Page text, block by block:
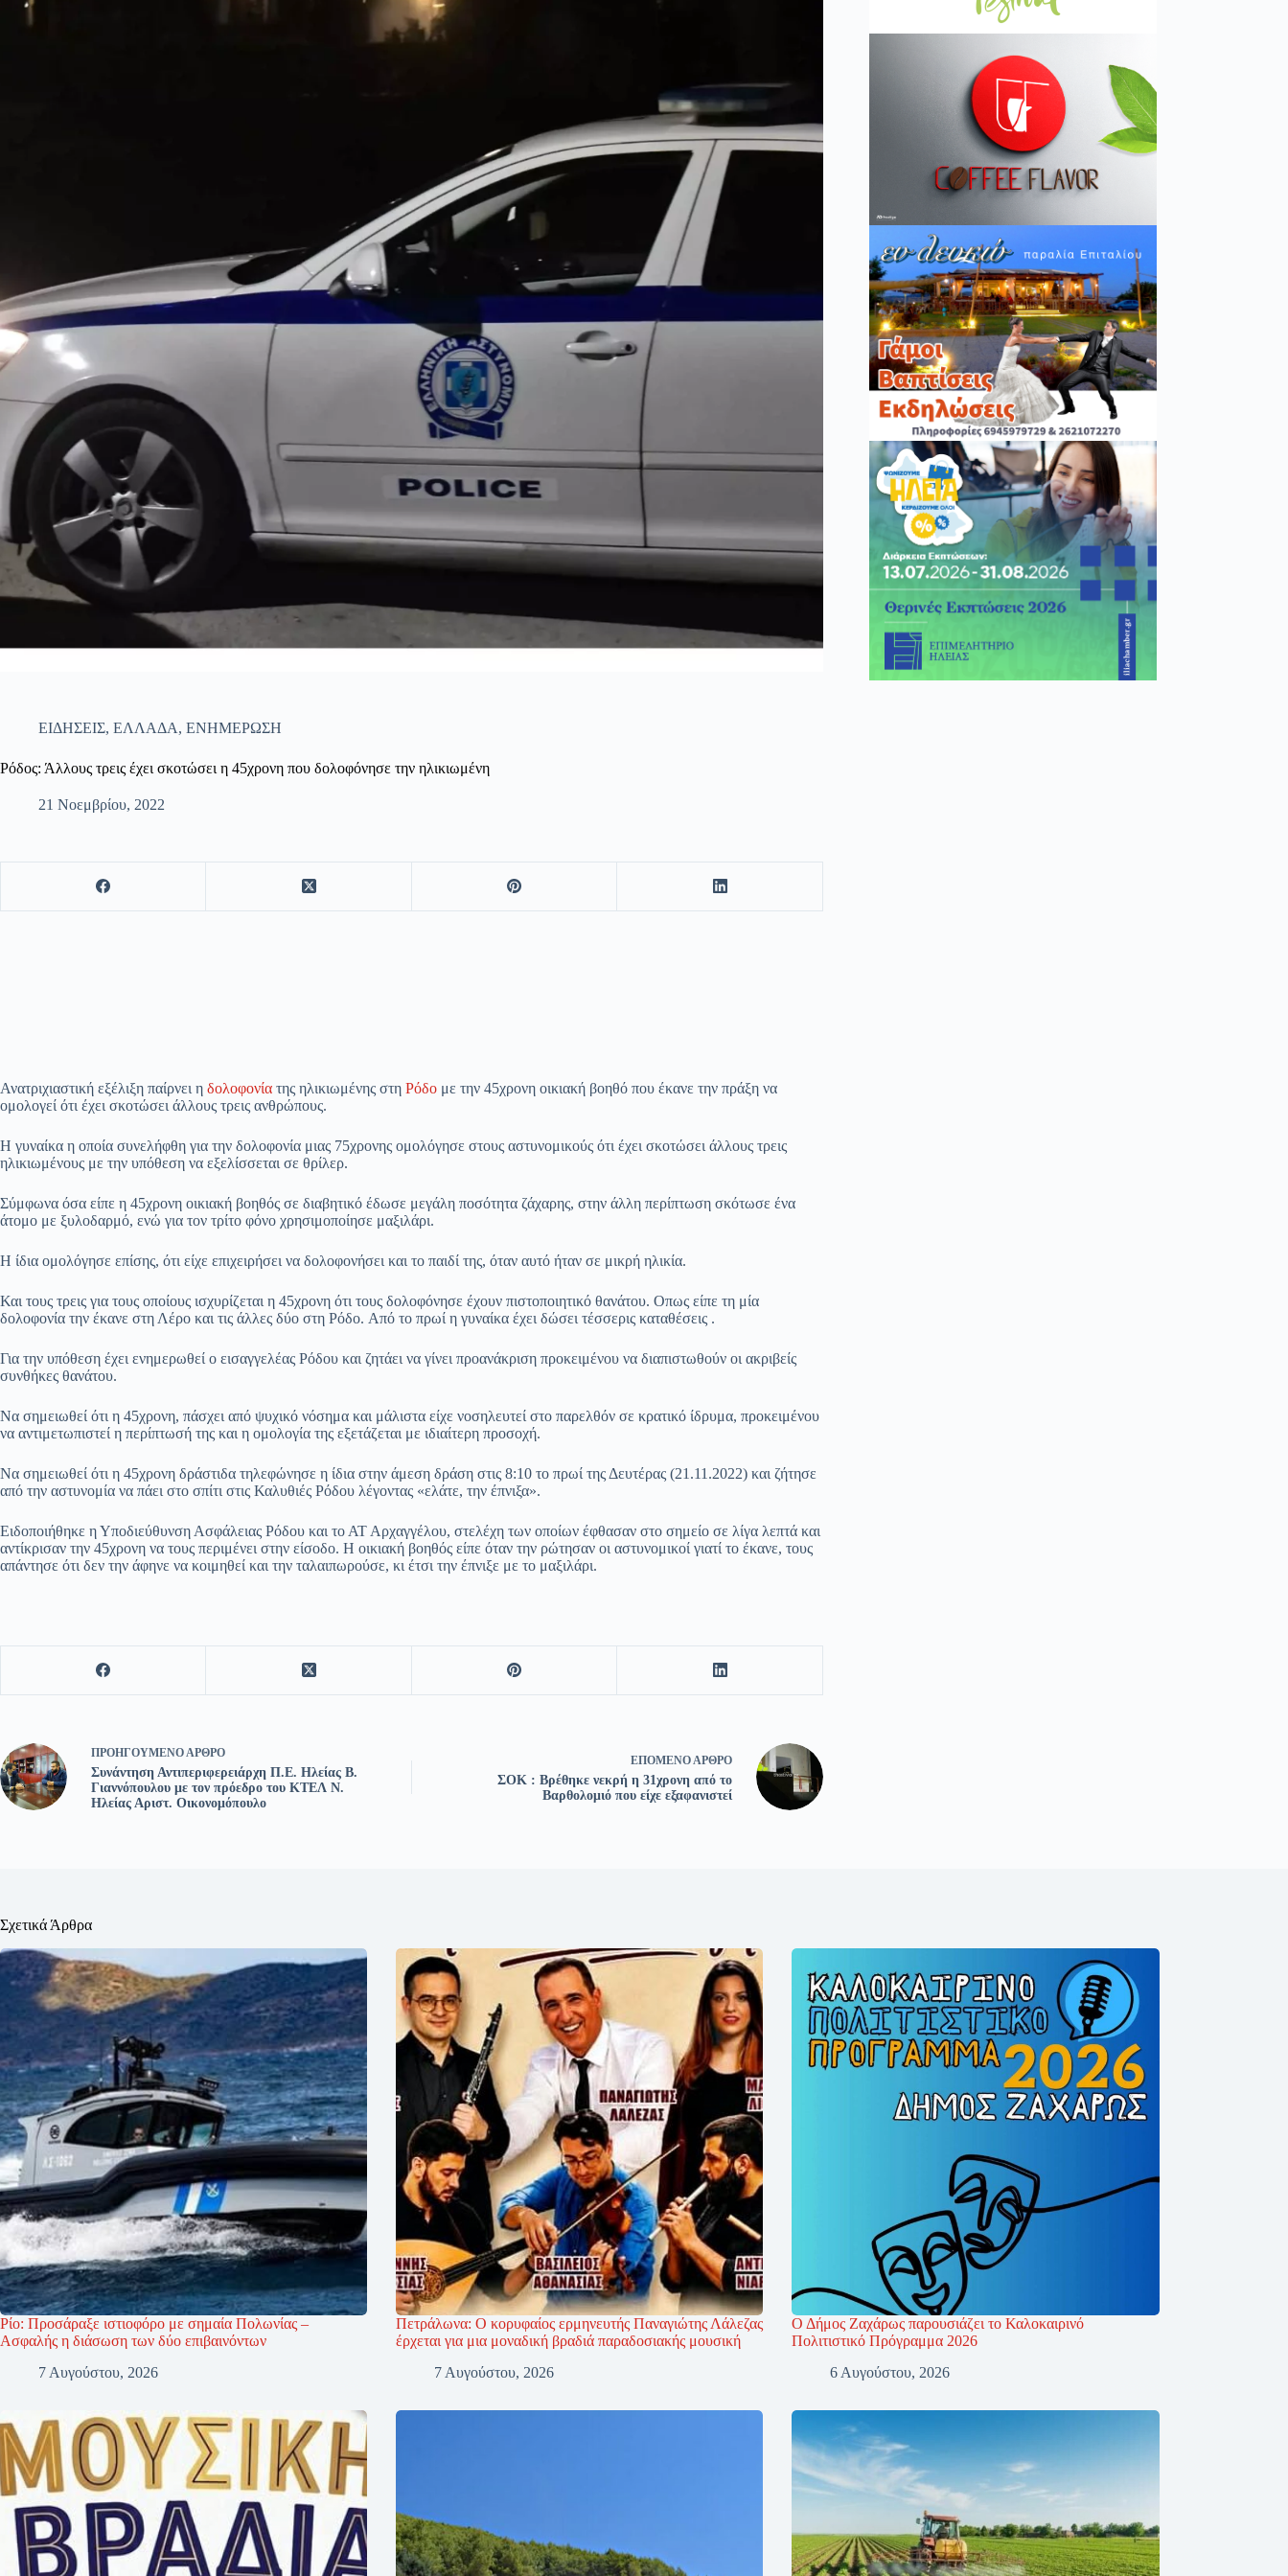
ΕΙΔΗΣΕΙΣ, ΕΛΛΑΔΑ, ΕΝΗΜΕΡΩΣΗ
Ρόδος: Άλλους τρεις έχει σκοτώσει η 45χρονη που δολοφόνησε την ηλικιωμένη
21 Νοεμβρίου, 2022
Ανατριχιαστική εξέλιξη παίρνει η δολοφονία της ηλικιωμένης στη Ρόδο με την 45χρονη οικιακή βοηθό που έκανε την πράξη να
ομολογεί ότι έχει σκοτώσει άλλους τρεις ανθρώπους.
Η γυναίκα η οποία συνελήφθη για την δολοφονία μιας 75χρονης ομολόγησε στους αστυνομικούς ότι έχει σκοτώσει άλλους τρεις
ηλικιωμένους με την υπόθεση να εξελίσσεται σε θρίλερ.
Σύμφωνα όσα είπε η 45χρονη οικιακή βοηθός σε διαβητικό έδωσε μεγάλη ποσότητα ζάχαρης, στην άλλη περίπτωση σκότωσε ένα
άτομο με ξυλοδαρμό, ενώ για τον τρίτο φόνο χρησιμοποίησε μαξιλάρι.
Η ίδια ομολόγησε επίσης, ότι είχε επιχειρήσει να δολοφονήσει και το παιδί της, όταν αυτό ήταν σε μικρή ηλικία.
Και τους τρεις για τους οποίους ισχυρίζεται η 45χρονη ότι τους δολοφόνησε έχουν πιστοποιητικό θανάτου. Οπως είπε τη μία
δολοφονία την έκανε στη Λέρο και τις άλλες δύο στη Ρόδο. Από το πρωί η γυναίκα έχει δώσει τέσσερις καταθέσεις .
Για την υπόθεση έχει ενημερωθεί ο εισαγγελέας Ρόδου και ζητάει να γίνει προανάκριση προκειμένου να διαπιστωθούν οι ακριβείς
συνθήκες θανάτου.
Να σημειωθεί ότι η 45χρονη, πάσχει από ψυχικό νόσημα και μάλιστα είχε νοσηλευτεί στο παρελθόν σε κρατικό ίδρυμα, προκειμένου
να αντιμετωπιστεί η περίπτωσή της και η ομολογία της εξετάζεται με ιδιαίτερη προσοχή.
Να σημειωθεί ότι η 45χρονη δράστιδα τηλεφώνησε η ίδια στην άμεση δράση στις 8:10 το πρωί της Δευτέρας (21.11.2022) και ζήτησε
από την αστυνομία να πάει στο σπίτι στις Καλυθιές Ρόδου λέγοντας «ελάτε, την έπνιξα».
Ειδοποιήθηκε η Υποδιεύθυνση Ασφάλειας Ρόδου και το ΑΤ Αρχαγγέλου, στελέχη των οποίων έφθασαν στο σημείο σε λίγα λεπτά και
αντίκρισαν την 45χρονη να τους περιμένει στην είσοδο. Η οικιακή βοηθός είπε όταν την ρώτησαν οι αστυνομικοί γιατί το έκανε, τους
απάντησε ότι δεν την άφηνε να κοιμηθεί και την ταλαιπωρούσε, κι έτσι την έπνιξε με το μαξιλάρι.
ΠΡΟΗΓΟΎΜΕΝΟΆΡΘΡΟ
Συνάντηση Αντιπεριφερειάρχη Π.Ε. Ηλείας Β.
Γιαννόπουλου με τον πρόεδρο του ΚΤΕΛ Ν.
Ηλείας Αριστ. Οικονομόπουλο
ΕΠΌΜΕΝΟΆΡΘΡΟ
ΣΟΚ : Βρέθηκε νεκρή η 31χρονη από το
Βαρθολομιό που είχε εξαφανιστεί
Σχετικά Άρθρα
Ρίο: Προσάραξε ιστιοφόρο με σημαία Πολωνίας –
Ασφαλής η διάσωση των δύο επιβαινόντων
7 Αυγούστου, 2026
Πετράλωνα: Ο κορυφαίος ερμηνευτής Παναγιώτης Λάλεζας
έρχεται για μια μοναδική βραδιά παραδοσιακής μουσική
7 Αυγούστου, 2026
Ο Δήμος Ζαχάρως παρουσιάζει το Καλοκαιρινό
Πολιτιστικό Πρόγραμμα 2026
6 Αυγούστου, 2026